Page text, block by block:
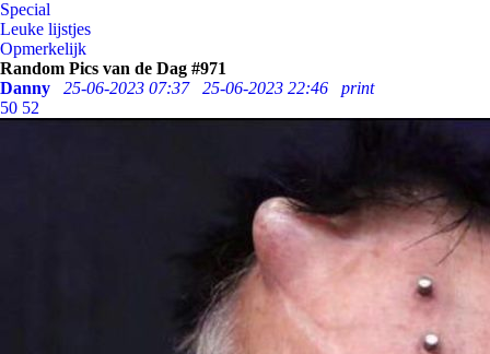
Special
Leuke lijstjes
Opmerkelijk
Random Pics van de Dag #971
Danny
25-06-2023 07:37 25-06-2023 22:46
print
50 52